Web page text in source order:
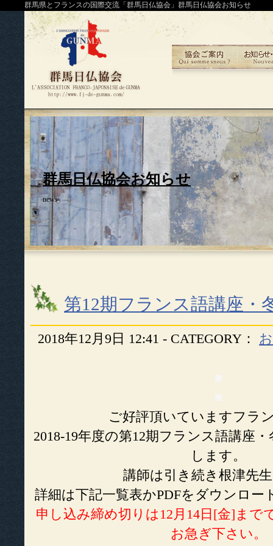
群馬県とフランスの国際交流「群馬日仏協会」群馬日仏協会お知らせ
群馬日仏協会お知らせ
news
第12期フランス語講座・
2018年12月9日 12:41 - CATEGORY：
ご好評頂いていますフラ
2018-19年度の第12期フランス語講座
します。
講師は引き続き根津先
詳細は下記一覧表かPDFをダウンロー
申し込み締め切りは12月14日[金]まで
お急ぎ下さい。